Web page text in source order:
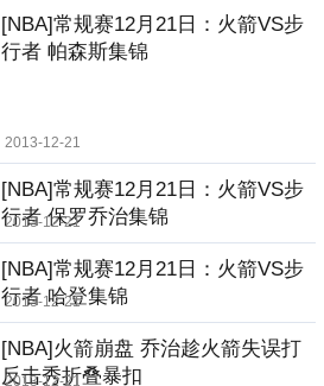
[NBA]常规赛12月21日：火箭VS步
行者 帕森斯集锦
2013-12-21
[NBA]常规赛12月21日：火箭VS步
行者 保罗乔治集锦
2013-12-21
[NBA]常规赛12月21日：火箭VS步
行者 哈登集锦
2013-12-21
[NBA]火箭崩盘 乔治趁火箭失误打
反击秀折叠暴扣
2013-12-21